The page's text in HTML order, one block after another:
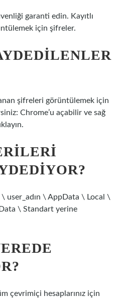
garanti edin. Kayıtlı
için şifreler.
şifreleri görüntülemek için
Chrome’u açabilir ve sağ
user_adın \ AppData \ Local \
\ Standart yerine
çevrimiçi hesaplarınız için